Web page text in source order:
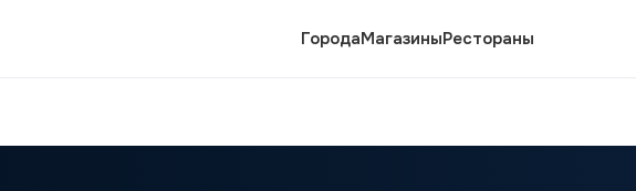
ГородаМагазиныРестораны